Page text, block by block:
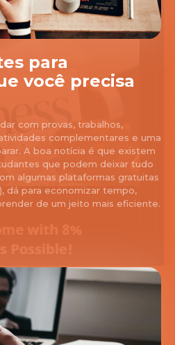
para
você precisa
com provas, trabalhos,
complementares e uma
A boa notícia é que existem
que podem deixar tudo
algumas plataformas gratuitas
dá para economizar tempo,
de um jeito mais eficiente.